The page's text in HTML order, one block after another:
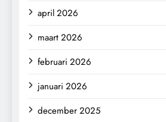
april 2026
maart 2026
februari 2026
januari 2026
december 2025